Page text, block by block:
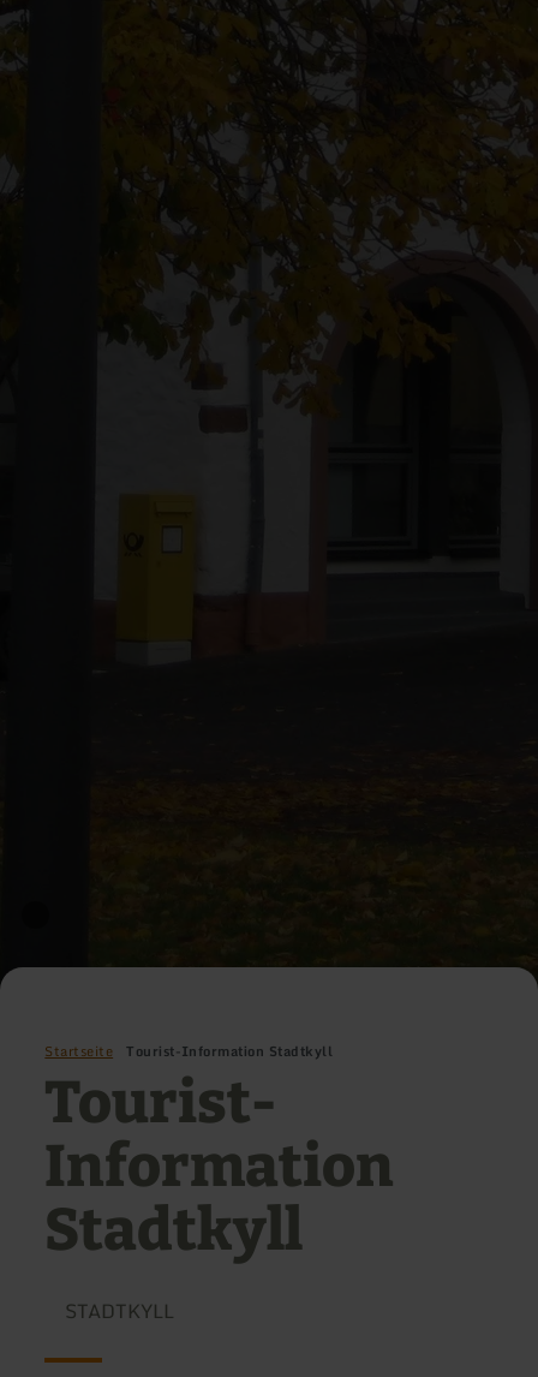
Startseite Tourist-Information Stadtkyll
Tourist-
Information
Stadtkyll
STADTKYLL